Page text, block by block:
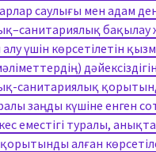
саулығы мен адам
бақылау
үшін көрсетілетін
санитариялық
заңды күшіне енген
еместігі туралы,
алған